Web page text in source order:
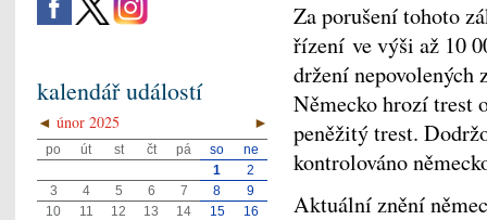
Za porušení tohoto
řízení ve výši až 10
držení nepovolených
Německo hrozí trest
peněžitý trest.
kontrolováno
Aktuální znění
kalendář událostí
◄ ►
únor 2025
po út st čt pá so
ne
1
2
3
4 5 6 7 8
9
10
11 12 13 14 15
16